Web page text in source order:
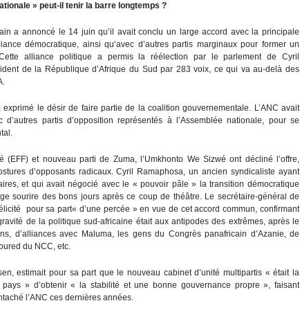
» peut-il tenir la barre longtemps ?
a annoncé le 14 juin qu’il avait conclu un large accord avec la principale
démocratique, ainsi qu’avec d’autres partis marginaux pour former un
alliance politique a permis la réélection par le parlement de Cyril
de la République d’Afrique du Sud par 283 voix, ce qui va au-delà des
le désir de faire partie de la coalition gouvernementale. L’ANC avait
partis d’opposition représentés à l’Assemblée nationale, pour se
(EFF) et nouveau parti de Zuma, l’Umkhonto We Sizwé ont décliné l’offre,
d’opposants radicaux. Cyril Ramaphosa, un ancien syndicaliste ayant
et qui avait négocié avec le « pouvoir pâle » la transition démocratique
sourire des bons jours après ce coup de théâtre. Le secrétaire-général de
pour sa part« d’une percée » en vue de cet accord commun, confirmant
de la politique sud-africaine était aux antipodes des extrêmes, après le
d’alliances avec Maluma, les gens du Congrès panafricain d’Azanie, de
du NCC, etc.
estimait pour sa part que le nouveau cabinet d’unité multipartis « était la
» d’obtenir « la stabilité et une bonne gouvernance propre », faisant
l’ANC ces dernières années.